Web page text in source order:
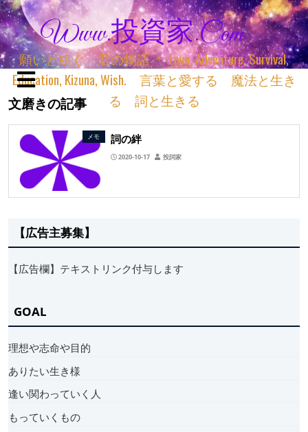
Www.投資家.com
願いと紡ぐ 君の物語 ＊ Love, Adventure, Survival,
Education, Kizuna, Wish. 言葉と愛する 魔法と生き
る 詞と生きる
文磨きの記事
メモ 詞の絆
2020-10-17 投詞家
【広告主募集】
【広告欄】テキストリンク付与します
GOAL
理想や志命や目的
ありたい生き様
逢い関わっていく人
もっていくもの